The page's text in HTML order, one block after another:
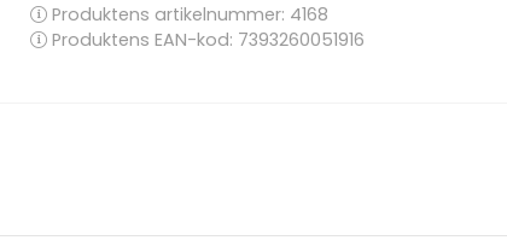
Produktens artikelnummer: 4168
Produktens EAN-kod: 7393260051916